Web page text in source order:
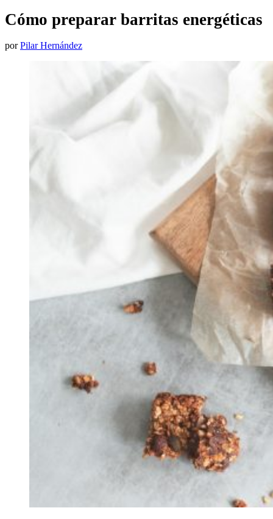
Cómo preparar barritas energéticas
por Pilar Hernández